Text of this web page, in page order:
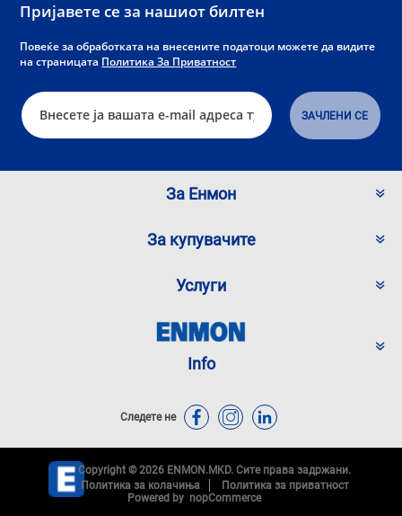
Пријавете се за нашиот билтен
Повеќе за обработката на внесените податоци можете да видите
на страницата Политика За Приватност
За Енмон
За купувачите
Услуги
Info
Следете не
Copyright © 2026 ENMON.MKD. Сите права задржани.
Политика за колачиња
Политика за приватност
Powered by nopCommerce